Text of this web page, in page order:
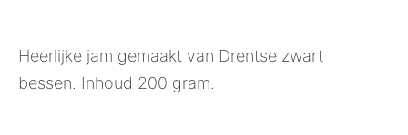
Heerlijke jam gemaakt van Drentse zwart
bessen. Inhoud 200 gram.